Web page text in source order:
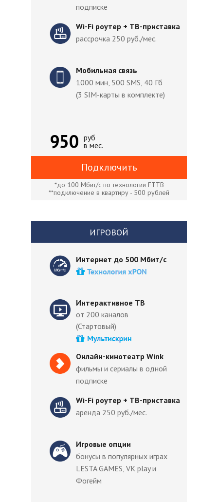
подписке
Подключить
Wi-Fi роутер + ТВ-приставка
рассрочка 250 руб./мес.
Мобильная связь
1000 мин, 500 SMS, 40 Гб
(3 SIM-карты в комплекте)
950
Интернет до 500 Мбит/с
Интерактивное ТВ
от 200 каналов
(Стартовый)
руб
в мес.
*до 100 Мбит/с по технологии FTTB
**подключение в квартиру - 500 рублей
Wi-Fi роутер + ТВ-приставка
аренда 250 руб./мес.
Онлайн-кинотеатр Wink
фильмы и сериалы в одной
подписке
ИГРОВОЙ
Игровые опции
бонусы в популярных играх
LESTA GAMES, VK play и
Фогейм